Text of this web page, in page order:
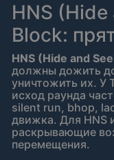
HNS (Hide
Block:
HNS (Hide and
должны дожить
уничтожить их. У
исход раунда
silent run, bhop,
движка. Для HNS
раскрывающие
перемещения.